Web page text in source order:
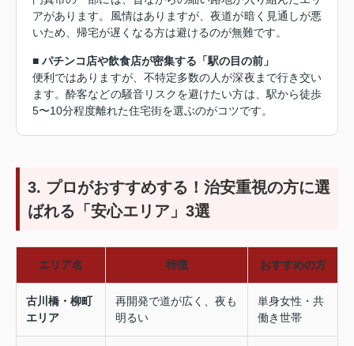
アがあります。風情はありますが、夜道が暗く見通しが悪
いため、帰宅が遅くなる方は避けるのが無難です。
■ パチンコ店や飲食店が密集する「駅の目の前」
便利ではありますが、不特定多数の人が深夜まで行き交い
ます。酔客などの騒音リスクを避けたい方は、駅から徒歩
5〜10分程度離れた住宅街を選ぶのがコツです。
3. プロがおすすめする！治安重視の方に選
ばれる「安心エリア」3選
エリア名 特徴 おすすめの方
古川橋・柳町
エリア
再開発で道が広く、夜も
明るい
単身女性・共
働き世帯